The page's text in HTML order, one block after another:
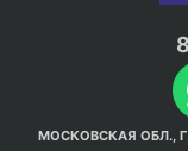
МОСКОВСКАЯ ОБЛ.,